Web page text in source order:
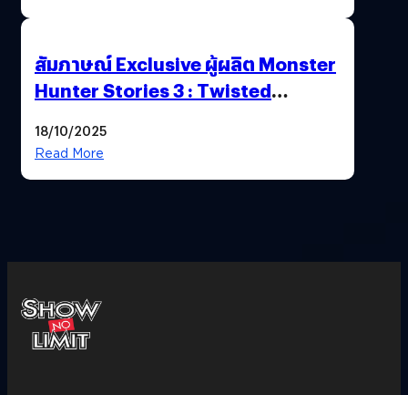
สัมภาษณ์ Exclusive ผู้ผลิต Monster
Hunter Stories 3 : Twisted
สวยฉ่ำ !
18/10/2025
Read More